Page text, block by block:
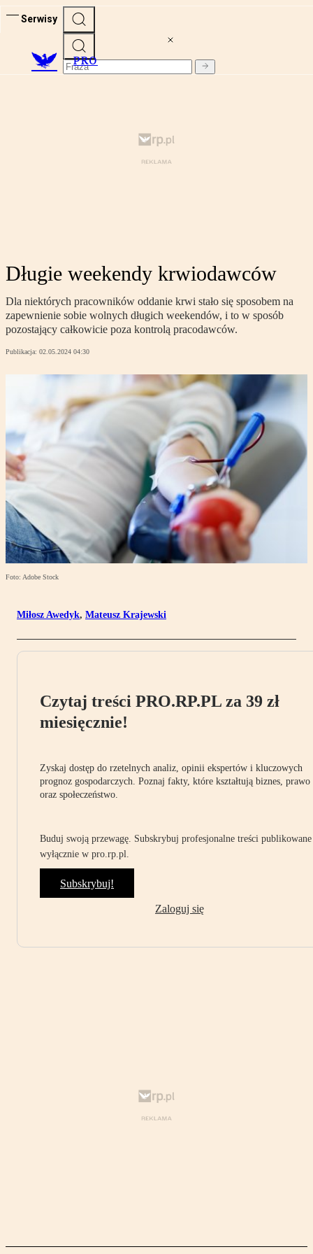
Serwisy
PRO
Długie weekendy krwiodawców
Dla niektórych pracowników oddanie krwi stało się sposobem na
zapewnienie sobie wolnych długich weekendów, i to w sposób
pozostający całkowicie poza kontrolą pracodawców.
Publikacja: 02.05.2024 04:30
Foto: Adobe Stock
Miłosz Awedyk, Mateusz Krajewski
Czytaj treści PRO.RP.PL za 39 zł
miesięcznie!
Zyskaj dostęp do rzetelnych analiz, opinii ekspertów i kluczowych
prognoz gospodarczych. Poznaj fakty, które kształtują biznes, prawo
oraz społeczeństwo.
Buduj swoją przewagę. Subskrybuj profesjonalne treści publikowane
wyłącznie w pro.rp.pl.
Subskrybuj!
Zaloguj się